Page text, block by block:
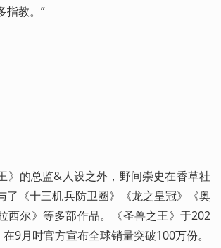
指教。”
》的总监&人设之外，野间崇史在香草社
了《十三机兵防卫圈》《龙之皇冠》《奥
西尔》等多部作品。《圣兽之王》于202
9月时官方宣布全球销量突破100万份。